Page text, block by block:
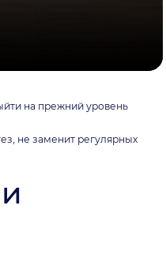
на прежний уровень
не заменит регулярных